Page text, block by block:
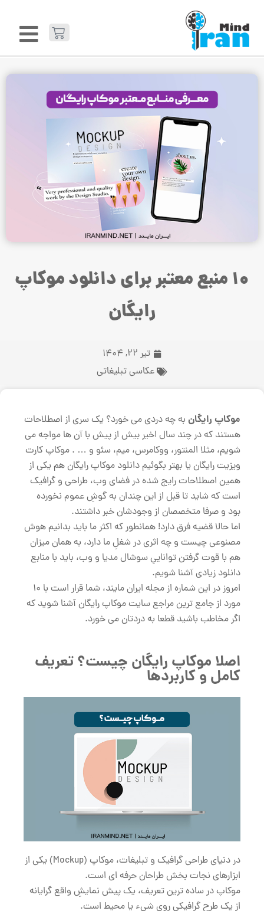
10 منبع معتبر برای دانلود موکاپ
رایگان
تیر 22, 1404
عکاسی تبلیغاتی
موکاپ رایگانبه چه دردی می خورد؟ یک سری از اصطلاحات
هستند که در چند سال اخیر بیش از پیش با آن ها مواجه می
شویم، مثلا المنتور، ووکامرس، میم، سئو و … . موکاپ کارت
ویزیت رایگان یا بهتر بگوئیم دانلود موکاپ رایگان هم یکی از
همین اصطلاحات رایج شده در فضای وب، طراحی و گرافیک
است که شاید تا قبل از این چندان به گوشِ عموم نخورده
بود و صرفا متخصصان از وجودشان خبر داشتند.
اما حالا قضیه فرق دارد! همانطور که اکثر ما باید بدانیم هوش
مصنوعی چیست و چه اثری در شغلِ ما دارد، به همان میزان
هم با قوت گرفتن تواناییِ سوشال مدیا و وب، باید با منابع
دانلود زیادی آشنا شویم.
امروز در این شماره از مجله ایران مایند، شما قرار است با 10
مورد از جامع ترین مراجع سایت موکاپ رایگان آشنا شوید که
اگر مخاطب باشید قطعا به دردتان می خورد.
اصلا موکاپ رایگان چیست؟ تعریف
کامل و کاربردها
در دنیای طراحی گرافیک و تبلیغات، موکاپ (Mockup) یکی از
ابزارهای نجات‌ بخش طراحان حرفه ‌ای است.
موکاپ در ساده‌ ترین تعریف، یک پیش ‌نمایشِ واقع گرایانه
از یک طرحِ گرافیکی روی شیء یا محیط است.